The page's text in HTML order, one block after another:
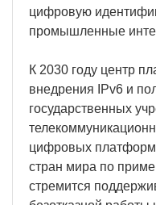
цифровую
промышленные
К 2030 году центр
внедрения IPv6 и
государственных
цифровых
стран мира по
стремится